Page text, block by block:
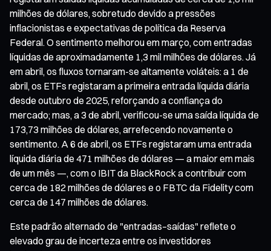
milhões de dólares, sobretudo devido a pressões
inflacionistas e expectativas de política da Reserva
Federal. O sentimento melhorou em março, com entradas
líquidas de aproximadamente 1,3 mil milhões de dólares. Já
em abril, os fluxos tornaram-se altamente voláteis: a 1 de
abril, os ETFs registaram a primeira entrada líquida diária
desde outubro de 2025, reforçando a confiança do
mercado; mas, a 3 de abril, verificou-se uma saída líquida de
173,73 milhões de dólares, arrefecendo novamente o
sentimento. A 6 de abril, os ETFs registaram uma entrada
líquida diária de 471 milhões de dólares — a maior em mais
de um mês —, com o IBIT da BlackRock a contribuir com
cerca de 182 milhões de dólares e o FBTC da Fidelity com
cerca de 147 milhões de dólares.
Este padrão alternado de "entradas–saídas" reflete o
elevado grau de incerteza entre os investidores